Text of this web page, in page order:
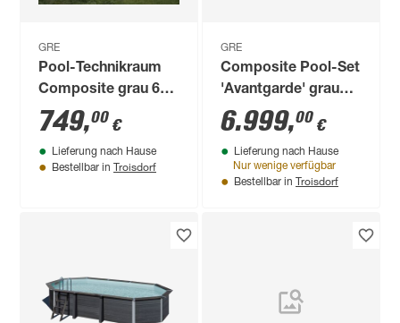
GRE
Pool-Technikraum
Composite grau 60
x 80 x 115 cm
749,00 €
Lieferung nach Hause
Bestellbar in Troisdorf
GRE
Composite Pool-Set
'Avantgarde' grau
oval 520 × 386 ×
124 cm
6.999,00 €
Lieferung nach Hause
Nur wenige verfügbar
Bestellbar in Troisdorf